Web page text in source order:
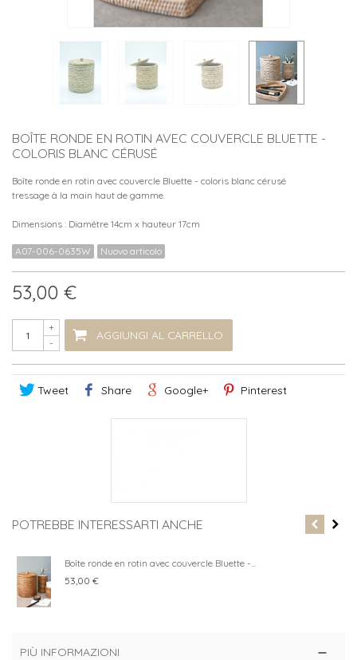
BOÎTE RONDE EN ROTIN AVEC COUVERCLE BLUETTE -
COLORIS BLANC CÉRUSÉ
Boîte ronde en rotin avec couvercle Bluette - coloris blanc cérusé
tressage à la main haut de gamme.
Dimensions : Diamètre 14cm x hauteur 17cm
A07-006-0635W Nuovo articolo
53,00 €
-
+
AGGIUNGI AL CARRELLO
Tweet Share Google+ Pinterest
POTREBBE INTERESSARTI ANCHE
Boîte ronde en rotin avec couvercle Bluette -...
53,00 €
PIÙ INFORMAZIONI